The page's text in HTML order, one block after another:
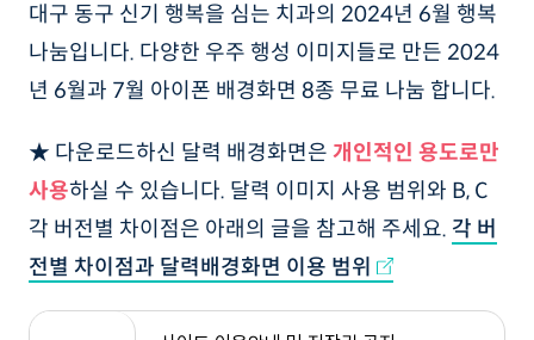
대구 동구 신기 행복을 심는 치과의 2024년 6월 행복
나눔입니다. 다양한 우주 행성 이미지들로 만든 2024
년 6월과 7월 아이폰 배경화면 8종 무료 나눔 합니다.
★ 다운로드하신 달력 배경화면은 개인적인 용도로만
사용하실 수 있습니다. 달력 이미지 사용 범위와 B, C
각 버전별 차이점은 아래의 글을 참고해 주세요. 각 버
전별 차이점과 달력배경화면 이용 범위